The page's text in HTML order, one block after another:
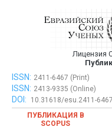
Лицензия
Евразийский Союз
ISSN: 2411-6467 (Print)
ISSN: 2413-9335 (Online)
DOI:
10.31618/esu.2411-
ПУБЛИКАЦИЯ В
SCOPUS